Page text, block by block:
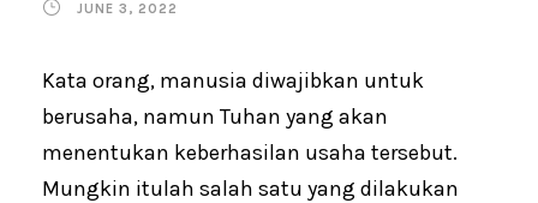
JUNE 3, 2022
Kata orang, manusia diwajibkan untuk
berusaha, namun Tuhan yang akan
menentukan keberhasilan usaha tersebut.
Mungkin itulah salah satu yang dilakukan